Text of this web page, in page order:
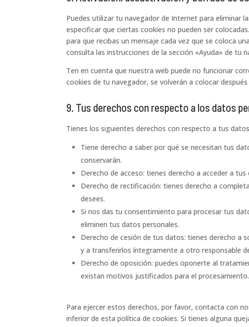
Puedes utilizar tu navegador de Internet para eliminar
especificar que ciertas cookies no pueden ser
para que recibas un mensaje cada vez que se coloca
consulta las instrucciones de la sección «Ayuda» de tu
Ten en cuenta que nuestra web puede no funcionar
cookies de tu navegador, se volverán a colocar
9. Tus derechos con respecto a los datos
Tienes los siguientes derechos con respecto a tus
Tiene derecho a saber por qué se necesitan tus
conservarán.
Derecho de acceso: tienes derecho a acceder a
Derecho de rectificación: tienes derecho a
desees.
Si nos das tu consentimiento para procesar tus
eliminen tus datos personales.
Derecho de cesión de tus datos: tienes derecho a
y a transferirlos íntegramente a otro responsable
Derecho de oposición: puedes oponerte al
existan motivos justificados para el procesamiento.
Para ejercer estos derechos, por favor, contacta con
inferior de esta política de cookies. Si tienes alguna